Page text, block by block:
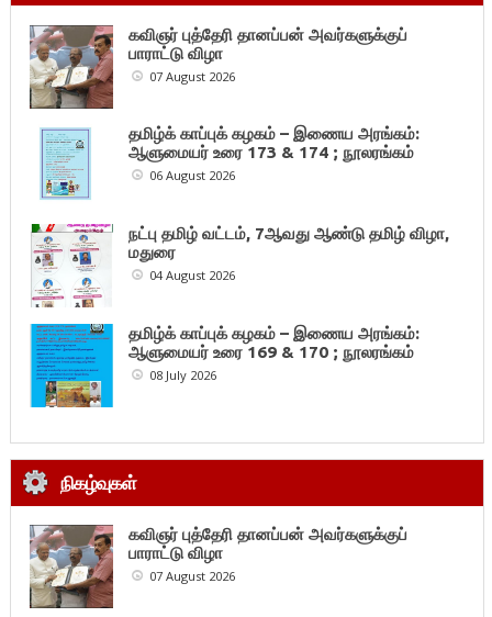
கவிஞர் புத்தேரி தானப்பன் அவர்களுக்குப்
பாராட்டு விழா
07 August 2026
தமிழ்க் காப்புக் கழகம் – இணைய அரங்கம்:
ஆளுமையர் உரை 173 & 174 ; நூலரங்கம்
06 August 2026
நட்பு தமிழ் வட்டம், 7ஆவது ஆண்டு தமிழ் விழா,
மதுரை
04 August 2026
தமிழ்க் காப்புக் கழகம் – இணைய அரங்கம்:
ஆளுமையர் உரை 169 & 170 ; நூலரங்கம்
08 July 2026
நிகழ்வுகள்
கவிஞர் புத்தேரி தானப்பன் அவர்களுக்குப்
பாராட்டு விழா
07 August 2026